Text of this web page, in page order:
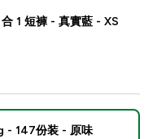
1 短褲 - 真實藍 - XS
- 147份装 - 原味